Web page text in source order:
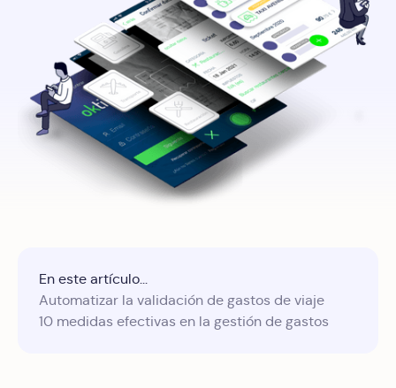
En este artículo...
Automatizar la validación de gastos de viaje
10 medidas efectivas en la gestión de gastos